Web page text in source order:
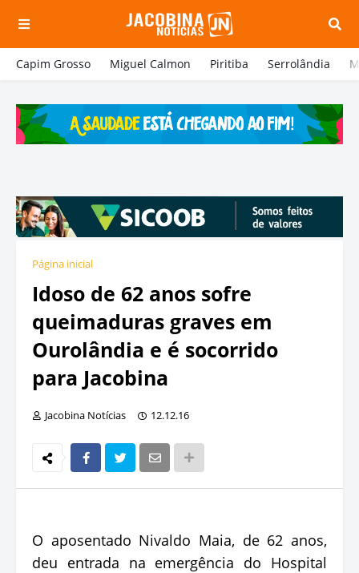
Capim Grosso Miguel Calmon Piritiba Serrolândia
Página inicial
Idoso de 62 anos sofre
queimaduras graves em
Ourolândia e é socorrido
para Jacobina
Jacobina Notícias 12.12.16
O aposentado Nivaldo Maia, de 62 anos,
deu entrada na emergência do Hospital